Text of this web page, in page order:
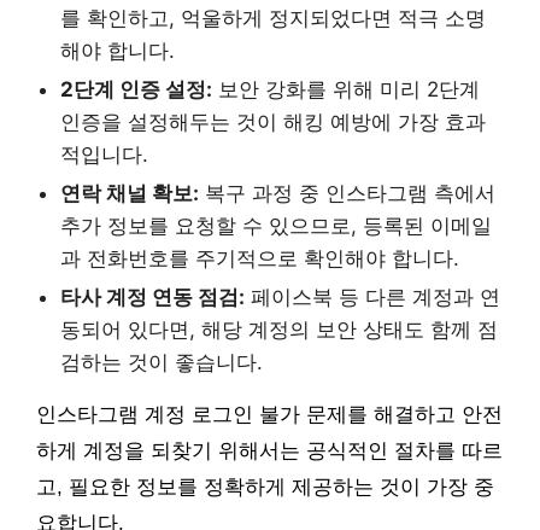
를 확인하고, 억울하게 정지되었다면 적극 소명
해야 합니다.
2단계 인증 설정: 보안 강화를 위해 미리 2단계
인증을 설정해두는 것이 해킹 예방에 가장 효과
적입니다.
연락 채널 확보: 복구 과정 중 인스타그램 측에서
추가 정보를 요청할 수 있으므로, 등록된 이메일
과 전화번호를 주기적으로 확인해야 합니다.
타사 계정 연동 점검: 페이스북 등 다른 계정과 연
동되어 있다면, 해당 계정의 보안 상태도 함께 점
검하는 것이 좋습니다.
인스타그램 계정 로그인 불가 문제를 해결하고 안전
하게 계정을 되찾기 위해서는 공식적인 절차를 따르
고, 필요한 정보를 정확하게 제공하는 것이 가장 중
요합니다.